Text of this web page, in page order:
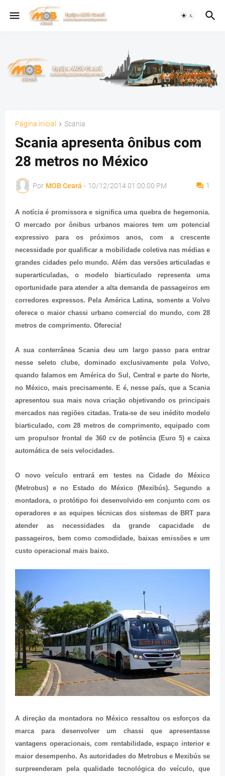
Página inicial Scania
Scania apresenta ônibus com
28 metros no México
Por MOB Ceará - 10/12/2014 01:00:00 PM 1
A notícia é promissora e significa uma quebra de hegemonia.
O mercado por ônibus urbanos maiores tem um potencial
expressivo para os próximos anos, com a crescente
necessidade por qualificar a mobilidade coletiva nas médias e
grandes cidades pelo mundo. Além das versões articuladas e
superarticuladas, o modelo biarticulado representa uma
oportunidade para atender a alta demanda de passageiros em
corredores expressos. Pela América Latina, somente a Volvo
oferece o maior chassi urbano comercial do mundo, com 28
metros de comprimento. Oferecia!
A sua conterrânea Scania deu um largo passo para entrar
nesse seleto clube, dominado exclusivamente pela Volvo,
quando falamos em América do Sul, Central e parte do Norte,
no México, mais precisamente. E é, nesse país, que a Scania
apresentou sua mais nova criação objetivando os principais
mercados nas regiões citadas. Trata-se de seu inédito modelo
biarticulado, com 28 metros de comprimento, equipado com
um propulsor frontal de 360 cv de potência (Euro 5) e caixa
automática de seis velocidades.
O novo veículo entrará em testes na Cidade do México
(Metrobus) e no Estado do México (Mexibús). Segundo a
montadora, o protótipo foi desenvolvido em conjunto com os
operadores e as equipes técnicas dos sistemas de BRT para
atender as necessidades da grande capacidade de
passageiros, bem como comodidade, baixas emissões e um
custo operacional mais baixo.
A direção da montadora no México ressaltou os esforços da
marca para desenvolver um chassi que apresentasse
vantagens operacionais, com rentabilidade, espaço interior e
maior desempenho. As autoridades do Metrobus e Mexibús se
surpreenderam pela qualidade tecnológica do veículo, que